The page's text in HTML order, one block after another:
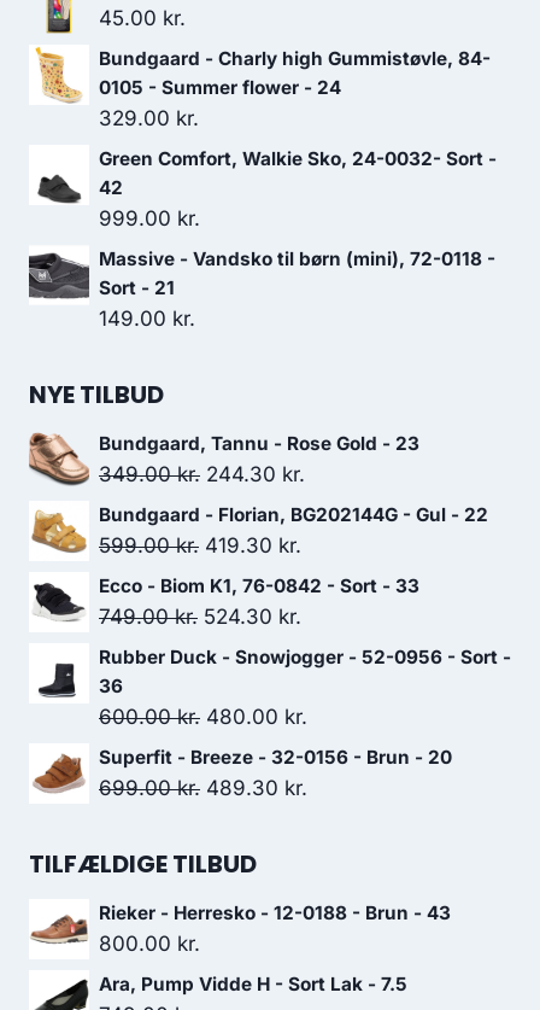
45.00 kr.
Bundgaard - Charly high Gummistøvle, 84-
0105 - Summer flower - 24
329.00 kr.
Green Comfort, Walkie Sko, 24-0032- Sort -
42
999.00 kr.
Massive - Vandsko til børn (mini), 72-0118 -
Sort - 21
149.00 kr.
NYE TILBUD
Bundgaard, Tannu - Rose Gold - 23
349.00kr. Den
oprindelige
pris
349.00 kr..
244.30 kr.
aktuelle
Bundgaard - Florian, BG202144G - Gul - 22
599.00kr. Den
oprindelige
pris
599.00 kr..
419.30 kr.
aktuelle
419.30 kr..
Ecco - Biom K1, 76-0842 - Sort - 33
749.00kr. Den
oprindelige
var:
749.00 kr..
524.30 kr.
aktuelle
er:
524.30 kr..
Rubber Duck - Snowjogger - 52-0956 - Sort -
36
600.00kr. Den
oprindelige
pris
480.00 kr.
aktuelle
Superfit - Breeze - 32-0156 - Brun - 20
699.00kr. Den
pris
699.00 kr..
489.30 kr.
489.30 kr..
TILFÆLDIGE TILBUD
Rieker - Herresko - 12-0188 - Brun - 43
800.00 kr.
Ara, Pump Vidde H - Sort Lak - 7.5